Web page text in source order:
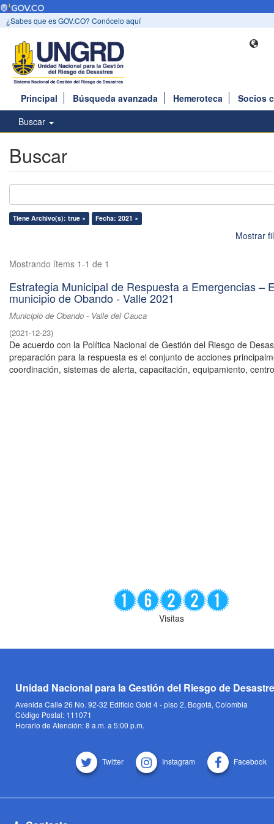
¿Sabes que es GOV.CO? Conócelo aquí
Principal Búsqueda avanzada Hemeroteca
Socios
Buscar
Buscar
Tiene Archivo(s): true × Fecha: 2021 ×
Mostrar
Mostrando ítems 1-1 de 1
Estrategia Municipal de Respuesta a Emergencias –
municipio de Obando - Valle 2021
Municipio de Obando - Valle del Cauca
(2021-12-23)
De acuerdo con la Política Nacional de Gestión del Riesgo de
preparación para la respuesta es el conjunto de acciones
coordinación, sistemas de alerta, capacitación, equipamiento,
Visitas
Unidad Nacional para la Gestión del Riesgo de
Avenida Calle 26 No. 92-32 Edificio Gold 4 - piso 2, Bogotá, Colombia
Código Postal: 111071
Horario de Atención: 8 a.m. a 5:00 p.m.
Twitter Instagram Facebook